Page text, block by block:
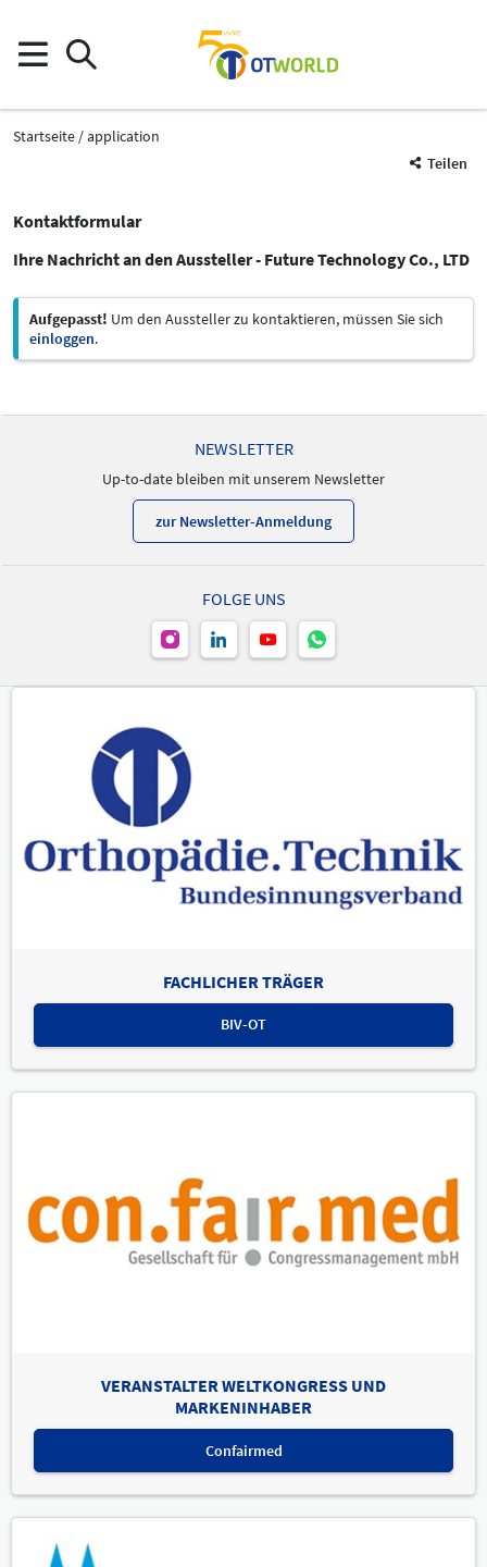
Startseite
application
Teilen
Kontaktformular
Ihre Nachricht an den Aussteller - Future Technology Co., LTD
Aufgepasst! Um den Aussteller zu kontaktieren, müssen Sie sich
einloggen.
NEWSLETTER
Up-to-date bleiben mit unserem Newsletter
zur Newsletter-Anmeldung
FOLGE UNS
FACHLICHER TRÄGER
BIV-OT
VERANSTALTER WELTKONGRESS UND
MARKENINHABER
Confairmed